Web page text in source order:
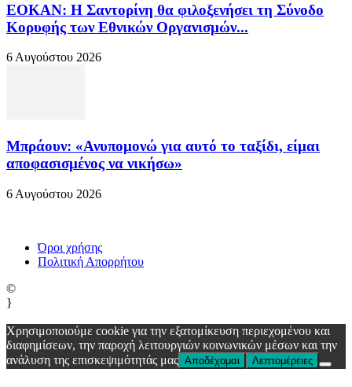
ΕΟΚΑΝ: Η Σαντορίνη θα φιλοξενήσει τη Σύνοδο
Κορυφής των Εθνικών Οργανισμών...
6 Αυγούστου 2026
Μπράουν: «Ανυπομονώ για αυτό το ταξίδι, είμαι
αποφασισμένος να νικήσω»
6 Αυγούστου 2026
Όροι χρήσης
Πολιτική Απορρήτου
©
}
Χρησιμοποιούμε cookie για την εξατομίκευση περιεχομένου και
διαφημίσεων, την παροχή λειτουργιών κοινωνικών μέσων και την
ανάλυση της επισκεψιμότητάς μας Αποδέχομαι Λεπτομέρειες